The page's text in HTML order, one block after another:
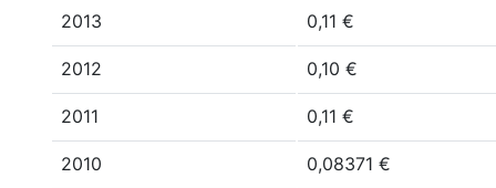
2013 0,11 €
2012 0,10 €
2011 0,11 €
2010 0,08371 €